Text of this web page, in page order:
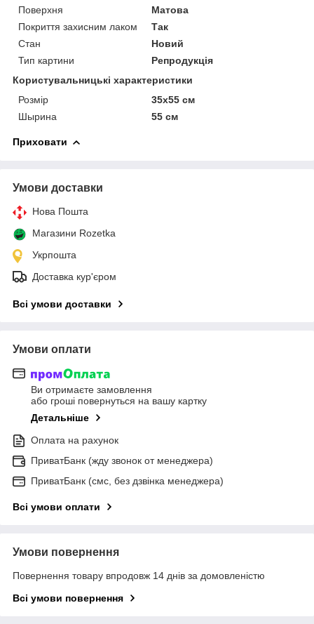
Поверхня
Матова
Покриття захисним лаком
Так
Стан
Новий
Тип картини
Репродукція
Користувальницькі характеристики
Розмір
35х55 см
Шырина
55 см
Приховати
Умови доставки
Нова Пошта
Магазини Rozetka
Укрпошта
Доставка кур'єром
Всі умови доставки
Умови оплати
Ви отримаєте замовлення
або гроші повернуться на вашу картку
Детальніше
Оплата на рахунок
ПриватБанк (жду звонок от менеджера)
ПриватБанк (смс, без дзвінка менеджера)
Всі умови оплати
Умови повернення
Повернення товару впродовж 14 днів за домовленістю
Всі умови повернення